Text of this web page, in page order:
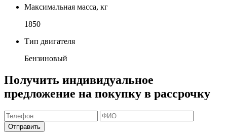
Максимальная масса, кг
1850
Тип двигателя
Бензиновый
Получить индивидуальное
предложение на покупку в рассрочку
Отправить